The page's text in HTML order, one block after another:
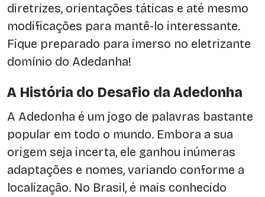
diretrizes, orientações táticas e até mesmo
modificações para mantê-lo interessante.
Fique preparado para imerso no eletrizante
domínio do Adedanha!
A História do Desafio da Adedonha
A Adedonha é um jogo de palavras bastante
popular em todo o mundo. Embora a sua
origem seja incerta, ele ganhou inúmeras
adaptações e nomes, variando conforme a
localização. No Brasil, é mais conhecido